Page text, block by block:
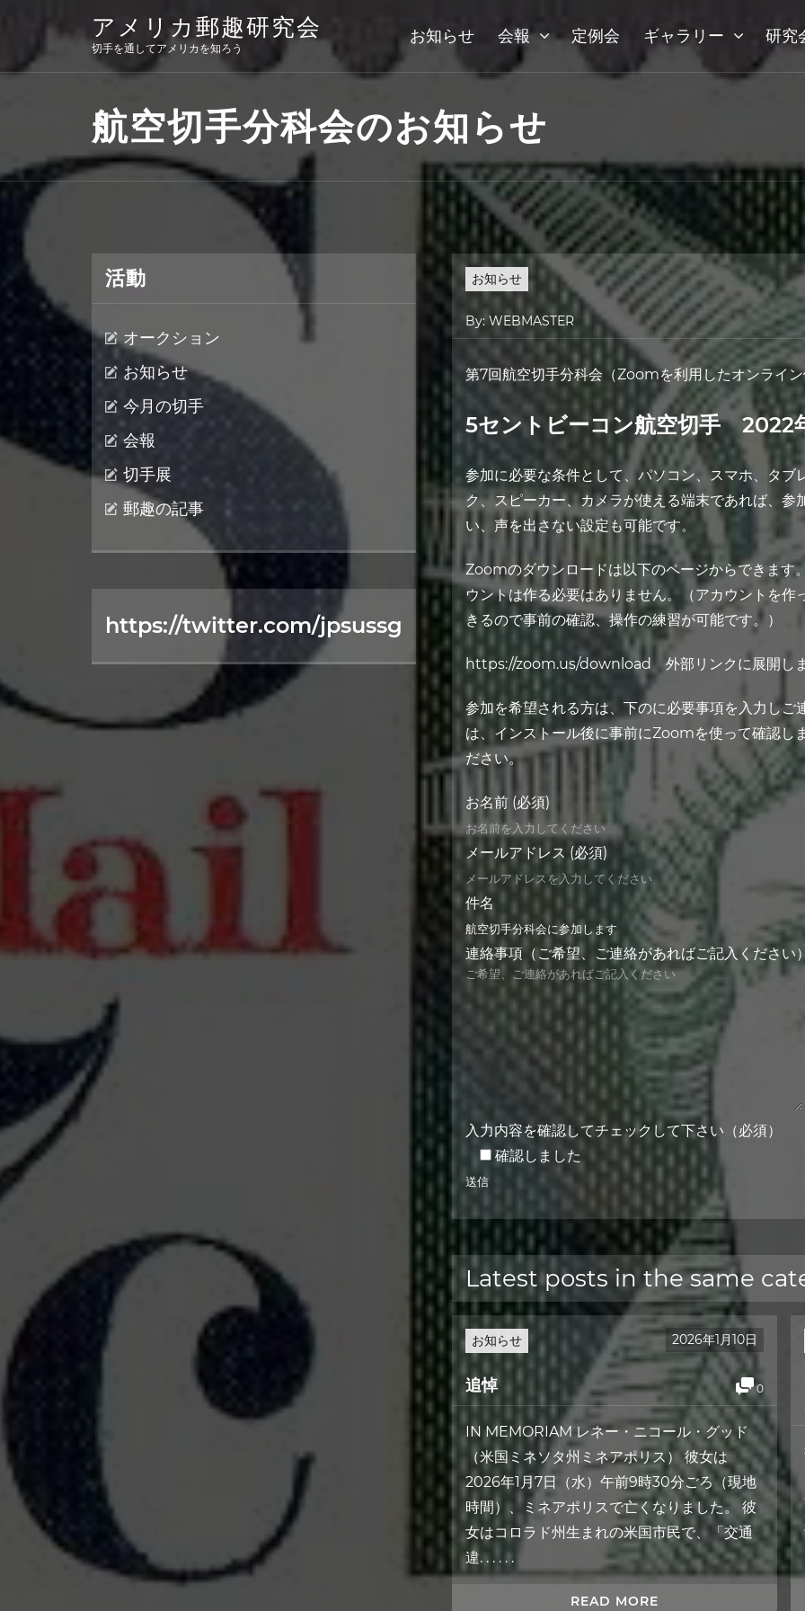
アメリカ郵趣研究会
切手を通してアメリカを知ろう
お知らせ 会報 定例会 ギャラリー 研究
航空切手分科会のお知らせ
お知らせ
By:WEBMASTER
第7回航空切手分科会（Zoomを利用したオンライ
5セントビーコン航空切手 2022
参加に必要な条件として、パソコン、スマホ、タ
ク、スピーカー、カメラが使える端末であれば、
い、声を出さない設定も可能です。
Zoomのダウンロードは以下のページからできま
ウントは作る必要はありません。（アカウントを
きるので事前の確認、操作の練習が可能です。）
https://zoom.us/download 外部リンクに展開し
参加を希望される方は、下のに必要事項を入力し
は、インストール後に事前にZoomを使って確認し
ださい。
お名前 (必須)
メールアドレス (必須)
件名
連絡事項（ご希望、ご連絡があればご記入ください
入力内容を確認してチェックして下さい（必須）
確認しました
Latest posts in the same
お知らせ 2026年1月10日
追悼 0
IN MEMORIAM レネー・ニコール・グッド
（米国ミネソタ州ミネアポリス） 彼女は
2026年1月7日（水）午前9時30分ごろ（現地
時間）、ミネアポリスで亡くなりました。 彼
女はコロラド州生まれの米国市民で、「交通
違. . . . . .
READ MORE
活動
オークション
お知らせ
今月の切手
会報
切手展
郵趣の記事
https://twitter.com/jpsussg